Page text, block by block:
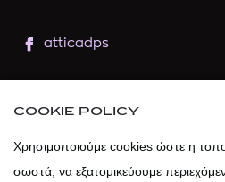
atticadps
atticadps
COOKIE POLICY
Χρησιμοποιούμε cookies ώστε η
σωστά, να εξατομικεύουμε